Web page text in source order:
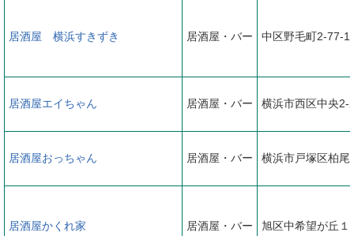
居酒屋 横浜すきずき 居酒屋・バー 中区野毛町2-77-1
居酒屋エイちゃん 居酒屋・バー 横浜市西区中央2-
居酒屋おっちゃん 居酒屋・バー 横浜市戸塚区柏
居酒屋かくれ家 居酒屋・バー 旭区中希望が丘１